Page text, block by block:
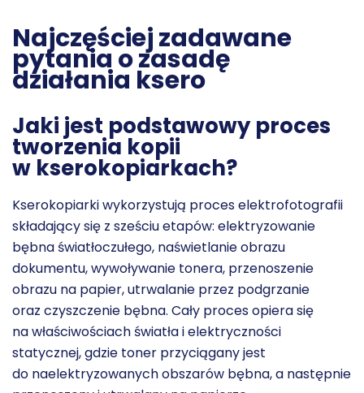
Najczęściej zadawane
pytania o zasadę
działania ksero
Jaki jest podstawowy proces
tworzenia kopii
w kserokopiarkach?
Kserokopiarki wykorzystują proces elektrofotografii
składający się z sześciu etapów: elektryzowanie
bębna światłoczułego, naświetlanie obrazu
dokumentu, wywoływanie tonera, przenoszenie
obrazu na papier, utrwalanie przez podgrzanie
oraz czyszczenie bębna. Cały proces opiera się
na właściwościach światła i elektryczności
statycznej, gdzie toner przyciągany jest
do naelektryzowanych obszarów bębna, a następnie